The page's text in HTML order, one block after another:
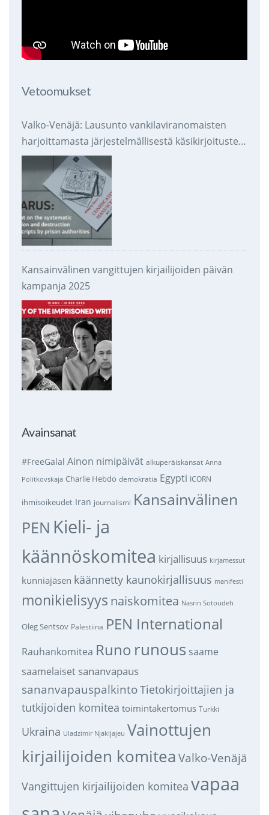
Vetoomukset
Valko-Venäjä: Lausunto vankilaviranomaisten
harjoittamasta järjestelmällisestä käsikirjoitusten
takavarikoinnista ja tuhoamisesta
Kansainvälinen vangittujen kirjailijoiden päivän
kampanja 2025
Avainsanat
#FreeGalal Ainon nimipäivät alkuperäiskansat Anna
Politkovskaja Charlie Hebdo demokratia Egypti ICORN
ihmisoikeudet Iran journalismi Kansainvälinen
PEN Kieli- ja
käännöskomitea kirjallisuus kirjamessut
kunniajäsen käännetty kaunokirjallisuus manifesti
monikielisyys naiskomitea Nasrin Sotoudeh
Oleg Sentsov Palestiina PEN International
Rauhankomitea Runo runous saame
saamelaiset sananvapaus
sananvapauspalkintoTietokirjoittajien ja
tutkijoiden komitea toimintakertomus Turkki
Ukraina Uladzimir Njakljajeu Vainottujen
kirjailijoiden komitea Valko-Venäjä
Vangittujen kirjailijoiden komitea vapaa